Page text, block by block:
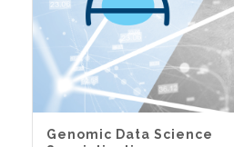
Genomic Data Science